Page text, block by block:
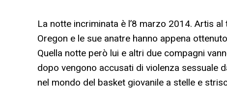
La notte incriminata è l’8 marzo 2014. Artis
Oregon e le sue anatre hanno appena
Quella notte però lui e altri due compagni
dopo vengono accusati di violenza sessuale
nel mondo del basket giovanile a stelle e